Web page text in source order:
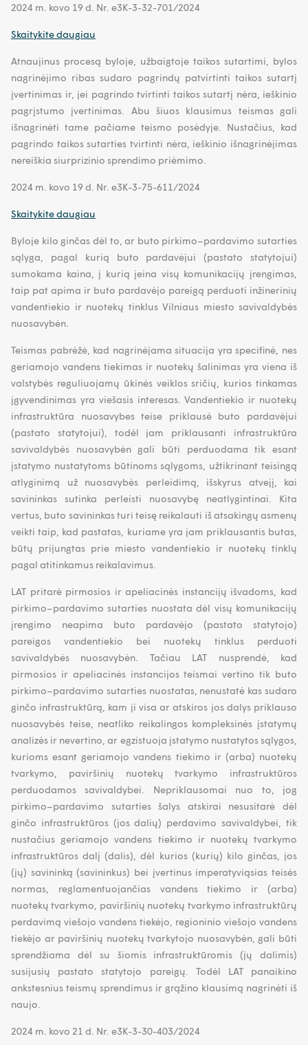
2024 m. kovo 19 d. Nr. e3K-3-32-701/2024
Skaitykite daugiau
Atnaujinus procesą byloje, užbaigtoje taikos sutartimi, bylos
nagrinėjimo ribas sudaro pagrindų patvirtinti taikos sutartį
įvertinimas ir, jei pagrindo tvirtinti taikos sutartį nėra, ieškinio
pagrįstumo įvertinimas. Abu šiuos klausimus teismas gali
išnagrinėti tame pačiame teismo posėdyje. Nustačius, kad
pagrindo taikos sutarties tvirtinti nėra, ieškinio išnagrinėjimas
nereiškia siurprizinio sprendimo priėmimo.
2024 m. kovo 19 d. Nr. e3K-3-75-611/2024
Skaitykite daugiau
Byloje kilo ginčas dėl to, ar buto pirkimo–pardavimo sutarties
sąlyga, pagal kurią buto pardavėjui (pastato statytojui)
sumokama kaina, į kurią įeina visų komunikacijų įrengimas,
taip pat apima ir buto pardavėjo pareigą perduoti inžinerinių
vandentiekio ir nuotekų tinklus Vilniaus miesto savivaldybės
nuosavybėn.
Teismas pabrėžė, kad nagrinėjama situacija yra specifinė, nes
geriamojo vandens tiekimas ir nuotekų šalinimas yra viena iš
valstybės reguliuojamų ūkinės veiklos sričių, kurios tinkamas
įgyvendinimas yra viešasis interesas. Vandentiekio ir nuotekų
infrastruktūra nuosavybes teise priklausė buto pardavėjui
(pastato statytojui), todėl jam priklausanti infrastruktūra
savivaldybės nuosavybėn gali būti perduodama tik esant
įstatymo nustatytoms būtinoms sąlygoms, užtikrinant teisingą
atlyginimą už nuosavybės perleidimą, išskyrus atvejį, kai
savininkas sutinka perleisti nuosavybę neatlygintinai. Kita
vertus, buto savininkas turi teisę reikalauti iš atsakingų asmenų
veikti taip, kad pastatas, kuriame yra jam priklausantis butas,
būtų prijungtas prie miesto vandentiekio ir nuotekų tinklų
pagal atitinkamus reikalavimus.
LAT pritarė pirmosios ir apeliacinės instancijų išvadoms, kad
pirkimo–pardavimo sutarties nuostata dėl visų komunikacijų
įrengimo neapima buto pardavėjo (pastato statytojo)
pareigos vandentiekio bei nuotekų tinklus perduoti
savivaldybės nuosavybėn. Tačiau LAT nusprendė, kad
pirmosios ir apeliacinės instancijos teismai vertino tik buto
pirkimo–pardavimo sutarties nuostatas, nenustatė kas sudaro
ginčo infrastruktūrą, kam ji visa ar atskiros jos dalys priklauso
nuosavybės teise, neatliko reikalingos kompleksinės įstatymų
analizės ir nevertino, ar egzistuoja įstatymo nustatytos sąlygos,
kurioms esant geriamojo vandens tiekimo ir (arba) nuotekų
tvarkymo, paviršinių nuotekų tvarkymo infrastruktūros
perduodamos savivaldybei. Nepriklausomai nuo to, jog
pirkimo–pardavimo sutarties šalys atskirai nesusitarė dėl
ginčo infrastruktūros (jos dalių) perdavimo savivaldybei, tik
nustačius geriamojo vandens tiekimo ir nuotekų tvarkymo
infrastruktūros dalį (dalis), dėl kurios (kurių) kilo ginčas, jos
(jų) savininką (savininkus) bei įvertinus imperatyviąsias teisės
normas, reglamentuojančias vandens tiekimo ir (arba)
nuotekų tvarkymo, paviršinių nuotekų tvarkymo infrastruktūrų
perdavimą viešojo vandens tiekėjo, regioninio viešojo vandens
tiekėjo ar paviršinių nuotekų tvarkytojo nuosavybėn, gali būti
sprendžiama dėl su šiomis infrastruktūromis (jų dalimis)
susijusių pastato statytojo pareigų. Todėl LAT panaikino
ankstesnius teismų sprendimus ir grąžino klausimą nagrinėti iš
naujo.
2024 m. kovo 21 d. Nr. e3K-3-30-403/2024